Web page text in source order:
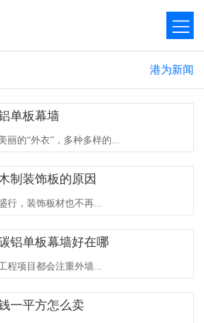
港为新闻
单板幕墙
丽的“外衣”，多种多样的...
制装饰板的原因
行，装饰板材也不再...
铝单板幕墙好在哪
程项目都会注重外墙...
一平方怎么卖